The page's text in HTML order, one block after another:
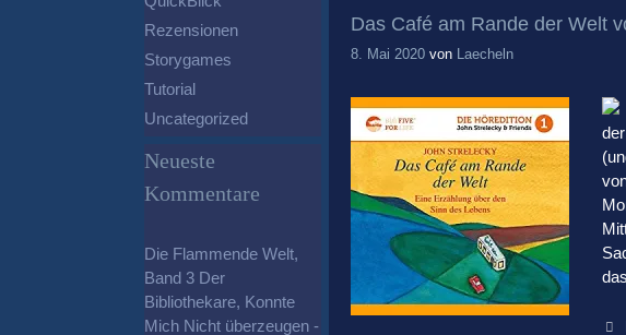
Das Café am Rande der Welt
8. Mai 2020 von Laecheln
Rezensionen
Storygames
Tutorial
Uncategorized
Neueste
Kommentare
Die Flammende Welt,
Band 3 Der
Bibliothekare, Konnte
Mich Nicht überzeugen -